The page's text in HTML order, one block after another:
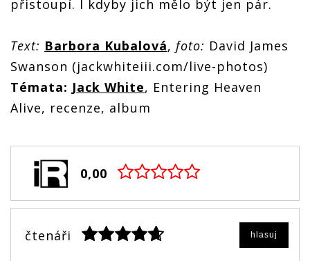
přistoupí. I kdyby jich mělo být jen pár.
Text: Barbora Kubalová, foto: David James
Swanson (jackwhiteiii.com/live-photos)
Témata: Jack White, Entering Heaven
Alive, recenze, album
0,00
čtenáři hlasuj